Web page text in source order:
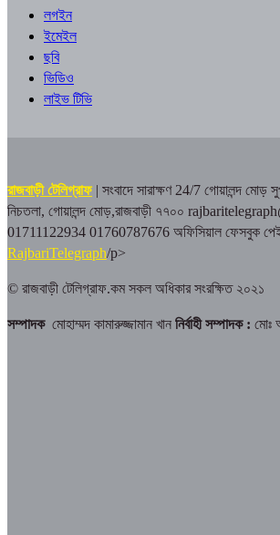
লগইন
ইমেইল
ছবি
ভিডিও
লাইভ টিভি
রাজবাড়ী টেলিগ্রাফ | সংবাদে সারাক্ষণ 24/7 গোয়ালন্দ মোড়
নিচতলা, গোয়ালন্দ মোড়,রাজবাড়ী ৭৭০০
01711122934 01760787676 অফিসিয়াল ফেসবুক
RajbariTelegraph/p>
© রাজবাড়ী টেলিগ্রাফ.কম সকল অধিকার সংরক্ষিত ২০২১
সম্পাদক মোহাম্মদ কামারুজ্জামান খান নির্বাহী সম্পাদক :